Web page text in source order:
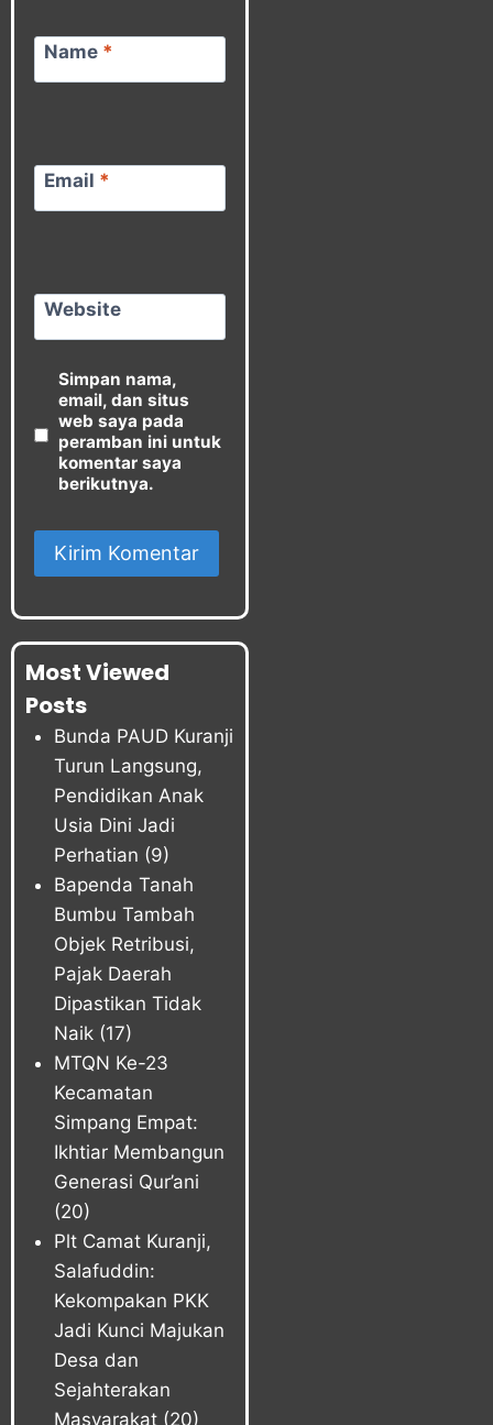
Name *
Email *
Website
Simpan nama,
email, dan situs
web saya pada
peramban ini untuk
komentar saya
berikutnya.
Most Viewed
Posts
Bunda PAUD Kuranji
Turun Langsung,
Pendidikan Anak
Usia Dini Jadi
Perhatian (9)
Bapenda Tanah
Bumbu Tambah
Objek Retribusi,
Pajak Daerah
Dipastikan Tidak
Naik (17)
MTQN Ke-23
Kecamatan
Simpang Empat:
Ikhtiar Membangun
Generasi Qur’ani
(20)
Plt Camat Kuranji,
Salafuddin:
Kekompakan PKK
Jadi Kunci Majukan
Desa dan
Sejahterakan
Masyarakat (20)